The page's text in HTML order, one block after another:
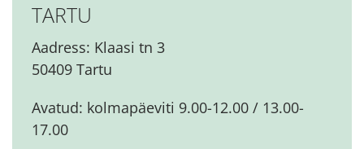
TARTU
Aadress: Klaasi tn 3
50409 Tartu
Avatud: kolmapäeviti 9.00-12.00 / 13.00-
17.00